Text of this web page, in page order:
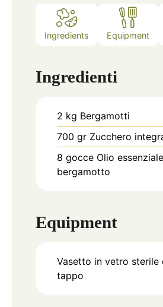
Ingredients Equipment
Ingredienti
2 kg Bergamotti
700 gr Zucchero
8 gocce Olio
bergamotto
Equipment
Vasetto in vetro sterile
tappo